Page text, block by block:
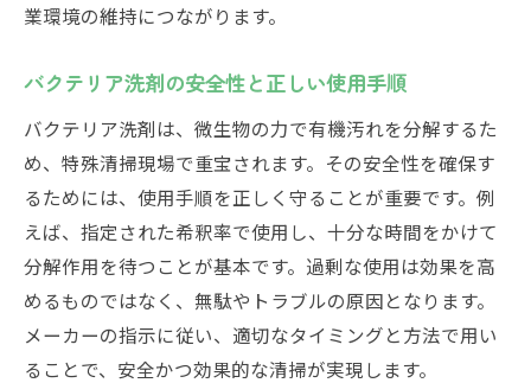
業環境の維持につながります。
バクテリア洗剤の安全性と正しい使用手順
バクテリア洗剤は、微生物の力で有機汚れを分解するた
め、特殊清掃現場で重宝されます。その安全性を確保す
るためには、使用手順を正しく守ることが重要です。例
えば、指定された希釈率で使用し、十分な時間をかけて
分解作用を待つことが基本です。過剰な使用は効果を高
めるものではなく、無駄やトラブルの原因となります。
メーカーの指示に従い、適切なタイミングと方法で用い
ることで、安全かつ効果的な清掃が実現します。